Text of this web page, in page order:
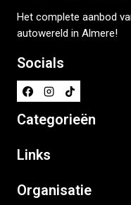
Het complete aanbod
autowereld in Almere!
Socials
Categorieën
Links
Organisatie